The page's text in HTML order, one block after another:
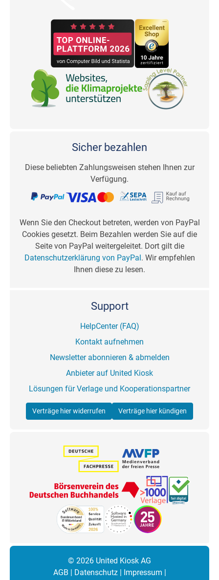
Sicher bezahlen
Diese beliebten Zahlungsweisen stehen Ihnen zur
Verfügung.
Wenn Sie den Checkout betreten, werden von PayPal
Cookies gesetzt. Beim Bezahlen werden Sie auf die
Seite von PayPal weitergeleitet. Dort gilt die
Datenschutzerklärung von PayPal. Wir empfehlen
Ihnen diese zu lesen.
Support
HelpCenter (FAQ)
Kontakt aufnehmen
Newsletter abonnieren & abmelden
Anbieter auf United Kiosk
Lösungen für Verlage und Kooperationspartner
Verträge hier widerrufen Verträge hier kündigen
© 2026 United Kiosk AG
AGB | Datenschutz| Impressum |